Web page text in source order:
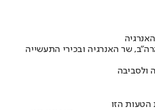
שר האנרגיה ובכירי התעשייה
ולסביבה
הזו